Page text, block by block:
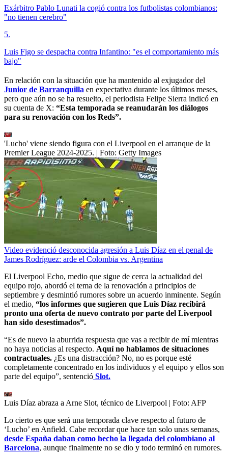
Exárbitro Pablo Lunati la cogió contra los futbolistas colombianos:
"no tienen cerebro"
5.
Luis Figo se despacha contra Infantino: "es el comportamiento más
bajo"
En relación con la situación que ha mantenido al exjugador del
Junior de Barranquilla en expectativa durante los últimos meses,
pero que aún no se ha resuelto, el periodista Felipe Sierra indicó en
su cuenta de X: “Esta temporada se reanudarán los diálogos
para su renovación con los Reds”.
'Lucho' viene siendo figura con el Liverpool en el arranque de la
Premier League 2024-2025. | Foto: Getty Images
Video evidenció desconocida agresión a Luis Díaz en el penal de
James Rodríguez: arde el Colombia vs. Argentina
El Liverpool Echo, medio que sigue de cerca la actualidad del
equipo rojo, abordó el tema de la renovación a principios de
septiembre y desmintió rumores sobre un acuerdo inminente. Según
el medio, “los informes que sugieren que Luis Díaz recibirá
pronto una oferta de nuevo contrato por parte del Liverpool
han sido desestimados”.
“Es de nuevo la aburrida respuesta que vas a recibir de mí mientras
no haya noticias al respecto. Aquí no hablamos de situaciones
contractuales. ¿Es una distracción? No, no es porque esté
completamente concentrado en los individuos y el equipo y ellos son
parte del equipo”, sentenció Slot.
Luis Díaz abraza a Arne Slot, técnico de Liverpool | Foto: AFP
Lo cierto es que será una temporada clave respecto al futuro de
‘Lucho’ en Anfield. Cabe recordar que hace tan solo unas semanas,
desde España daban como hecho la llegada del colombiano al
Barcelona, aunque finalmente no se dio y todo terminó en rumores.